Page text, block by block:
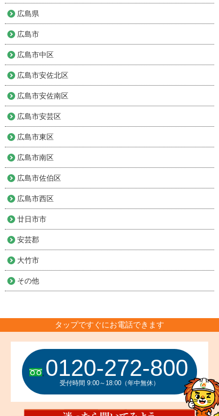
広島県
広島市
広島市中区
広島市安佐北区
広島市安佐南区
広島市安芸区
広島市東区
広島市南区
広島市佐伯区
広島市西区
廿日市市
安芸郡
大竹市
その他
タップですぐにお電話できます
0120-272-800
受付時間 9:00～18:00（年中無休）